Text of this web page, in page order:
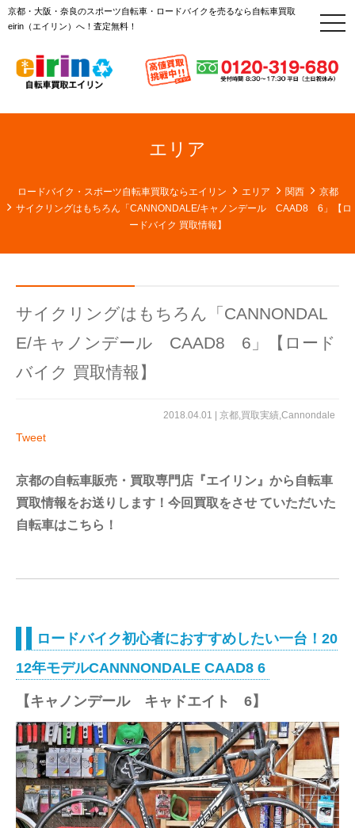
京都・大阪・奈良のスポーツ自転車・ロードバイクを売るなら自転車買取
eirin（エイリン）へ！査定無料！
t
o
l
e
v
o
n
エリア
ロードバイク・スポーツ自転車買取ならエイリン エリア 関西
京都
サイクリングはもちろん「CANNONDALE/キャノンデール CAAD8 6」【ロ
ードバイク 買取情報】
サイクリングはもちろん「CANNONDAL
E/キャノンデール CAAD8 6」【ロード
バイク 買取情報】
2018.04.01 | 京都,買取実績,Cannondale
Tweet
京都の自転車販売・買取専門店『エイリン』から自転車
買取情報をお送りします！今回買取をさせ ていただいた
自転車はこちら！
ロードバイク初心者におすすめしたい一台！20
12年モデルCANNNONDALE CAAD8 6
【キャノンデール キャドエイト 6】